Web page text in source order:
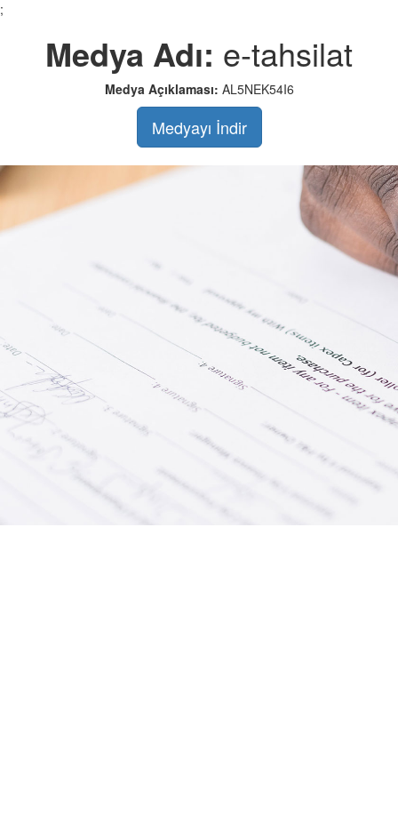
;
Medya Adı: e-tahsilat
Medya Açıklaması: AL5NEK54I6
Medyayı İndir